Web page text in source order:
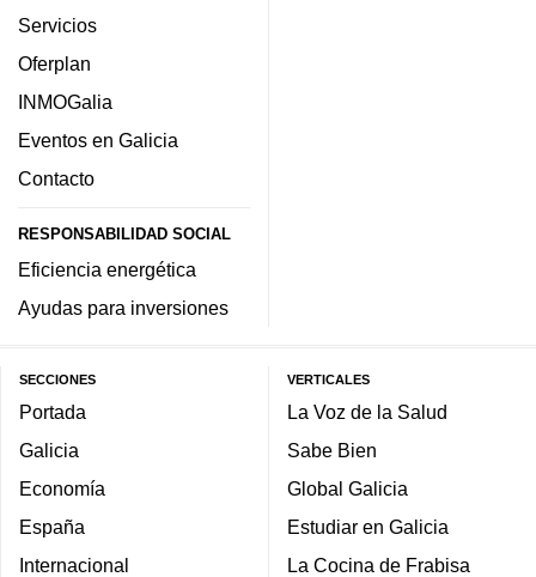
Servicios
Oferplan
INMOGalia
Eventos en Galicia
Contacto
RESPONSABILIDAD SOCIAL
Eficiencia energética
Ayudas para inversiones
SECCIONES
Portada
Galicia
Economía
España
Internacional
VERTICALES
La Voz de la Salud
Sabe Bien
Global Galicia
Estudiar en Galicia
La Cocina de Frabisa